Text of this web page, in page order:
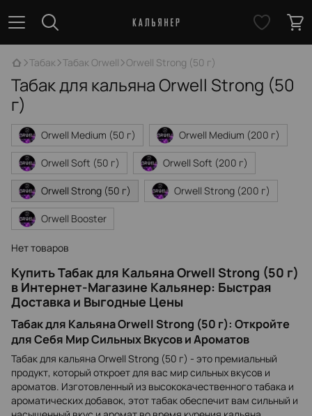
Табак Табак Orwell Orwell Strong (50 г)
Табак для кальяна Orwell Strong (50
г)
Orwell Medium (50 г) Orwell Medium (200 г)
Orwell Soft (50 г) Orwell Soft (200 г)
Orwell Strong (50 г) Orwell Strong (200 г)
Orwell Booster
Нет товаров
Купить Табак для Кальяна Orwell Strong (50 г)
в Интернет-Магазине Кальянер: Быстрая
Доставка и Выгодные Цены
Табак для Кальяна Orwell Strong (50 г): Откройте
для Себя Мир Сильных Вкусов и Ароматов
Табак для кальяна Orwell Strong (50 г) - это премиальный
продукт, который откроет для вас мир сильных вкусов и
ароматов. Изготовленный из высококачественного табака и
ароматических добавок, этот табак обеспечит вам сильный и